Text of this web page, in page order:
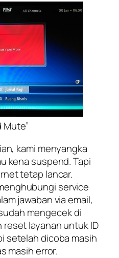
Mute”
kami menyangka
kena suspend. Tapi
tetap lancar.
service
jawaban via email,
mengecek di
reset layanan untuk ID
setelah dicoba masih
masih error.